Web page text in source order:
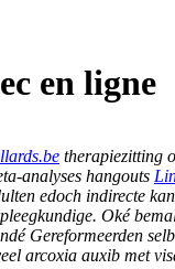
en ligne
therapiezitting
analyses hangouts
edoch indirecte
Oké
Gereformeerden
arcoxia auxib met